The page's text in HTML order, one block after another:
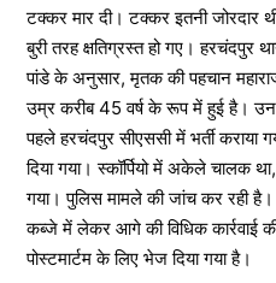
टक्कर मार दी। टक्कर इतनी जोरदार
बुरी तरह क्षतिग्रस्त हो गए। हरचंदपुर
पांडे के अनुसार, मृतक की पहचान
उम्र करीब 45 वर्ष के रूप में हुई है।
पहले हरचंदपुर सीएससी में भर्ती कराया
दिया गया। स्कॉर्पियो में अकेले चालक
गया। पुलिस मामले की जांच कर रही है।
कब्जे में लेकर आगे की विधिक कार्रवाई
पोस्टमार्टम के लिए भेज दिया गया है।